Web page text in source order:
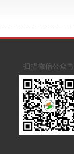
扫描微信公众号